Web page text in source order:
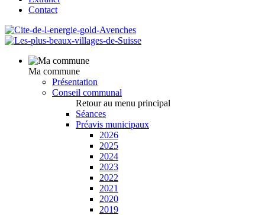
Contact
Ma commune
Présentation
Conseil communal
Retour au menu principal
Séances
Préavis municipaux
2026
2025
2024
2023
2022
2021
2020
2019